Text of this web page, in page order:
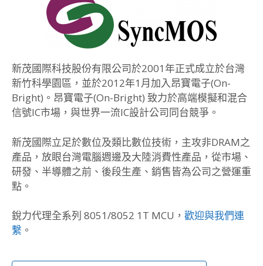
新茂國際科技股份有限公司於2001年正式成立於台灣
新竹科學園區，並於2012年1月加入昂寶電子(On-
Bright)。昂寶電子(On-Bright) 致力於高端模擬和混合
信號IC市場，與世界一流IC設計公司同台競爭。
新茂國際立足於數位及類比數位技術，主攻非DRAM之
產品，放眼台灣電腦週邊及大陸消費性產品，從市場、
研發、半導體之前、後段生產、銷售皆為公司之營運重
點。
銳力代理全系列 8051/8052 1T MCU， 歡迎與我們連
繫 。